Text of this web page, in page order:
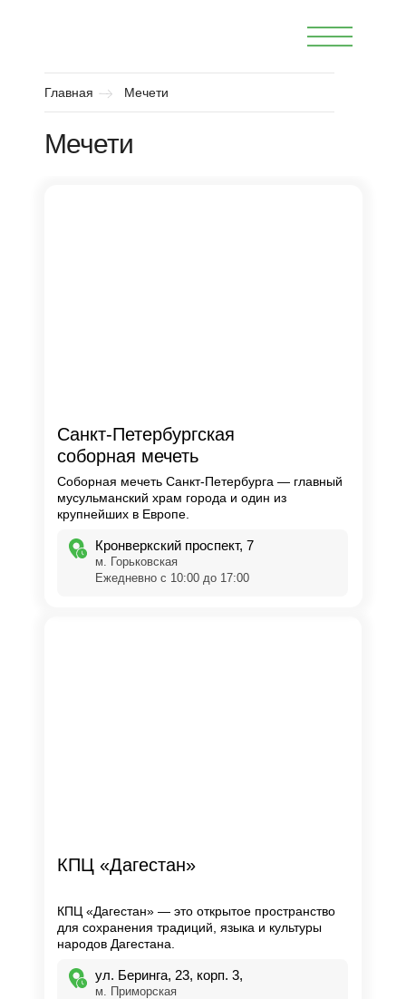
Главная Мечети
Мечети
КПЦ «Дагестан»
КПЦ «Дагестан» — это открытое пространство
для сохранения традиций, языка и культуры
народов Дагестана.
ул. Беринга, 23, корп. 3,
м. Приморская
Санкт-Петербургская
соборная мечеть
Соборная мечеть Санкт-Петербурга — главный
мусульманский храм города и один из
крупнейших в Европе.
​Кронверкский проспект, 7
м. Горьковская
Ежедневно с 10:00 до 17:00